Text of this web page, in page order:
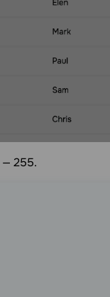
— 255.